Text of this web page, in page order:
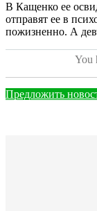
В Кащенко ее
отправят ее в
пожизненно. А
You
Предложить